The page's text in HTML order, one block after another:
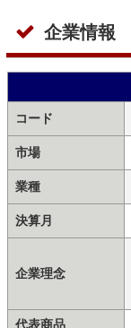
企業情報
コード
市場
業種
決算月
企業理念
代表商品